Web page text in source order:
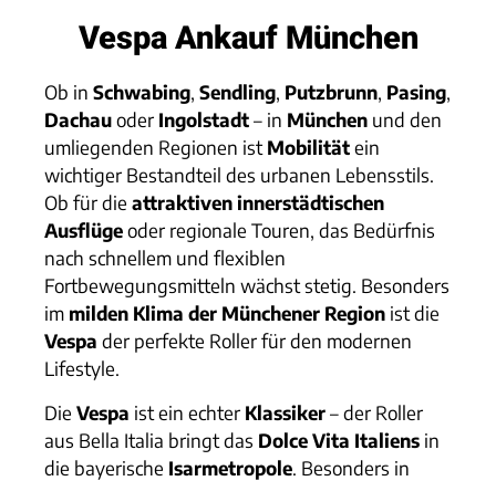
Vespa Ankauf München
Ob in Schwabing, Sendling, Putzbrunn, Pasing,
Dachauoder Ingolstadt– in München und den
umliegenden Regionen istMobilitätein
wichtiger Bestandteil des urbanen Lebensstils.
Ob für die attraktiven innerstädtischen
Ausflügeoder regionale Touren, das Bedürfnis
nach schnellem und flexiblen
Fortbewegungsmitteln wächst stetig. Besonders
im milden Klima der Münchener Region ist die
Vespa der perfekte Roller für den modernen
Lifestyle.
Die Vespa ist ein echter Klassiker– der Roller
aus Bella Italia bringt das Dolce Vita Italiens in
die bayerische Isarmetropole. Besonders in